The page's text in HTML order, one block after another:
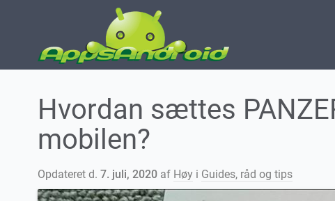
Hvordan sættes
mobilen?
Opdateret d. 7. juli, 2020af Høyi Guides, råd og tips